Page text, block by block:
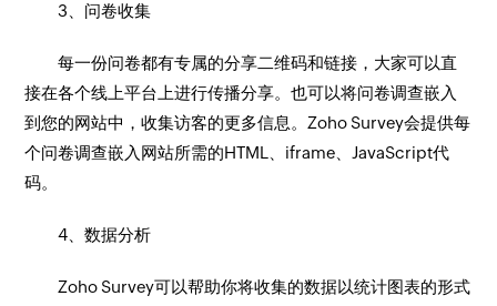
3、问卷收集
每一份问卷都有专属的分享二维码和链接，大家可以直
接在各个线上平台上进行传播分享。也可以将问卷调查嵌入
到您的网站中，收集访客的更多信息。Zoho Survey会提供每
个问卷调查嵌入网站所需的HTML、iframe、JavaScript代
码。
4、数据分析
Zoho Survey可以帮助你将收集的数据以统计图表的形式